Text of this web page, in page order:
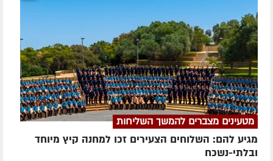
מטעינים מצברים להמשך השליחות
מגיע להם: השלוחים הצעירים זכו למחנה קיץ מיוחד
ובלתי-נשכח